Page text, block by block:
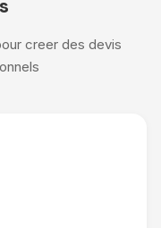
creer des devis